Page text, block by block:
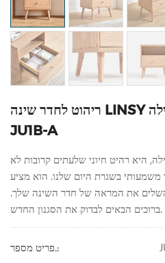
ריהוט לחדר שינה LINSY חזק מעץ מלא שידת לילה
JU1B-A
היא רהיט חיוני שלעתים קרובות לא
בשגרת היום שלנו. הוא מציע
להשלים את המראה של חדר השינה שלך.
ברוכים הבאים לבדוק את הסגנון החדש.
פריט מספר.: